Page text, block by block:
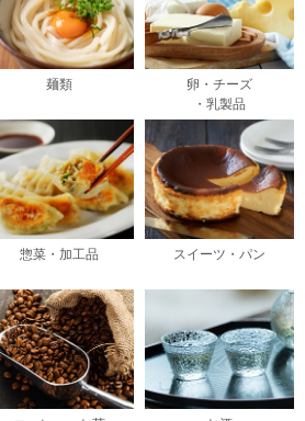
麺類
卵・チーズ
・乳製品
惣菜・加工品 スイーツ・パン